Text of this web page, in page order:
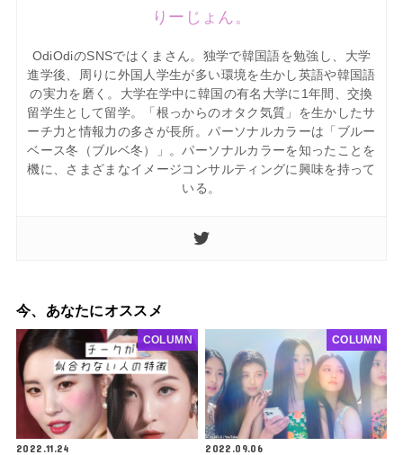
りーじょん。
OdiOdiのSNSではくまさん。独学で韓国語を勉強し、大学
進学後、周りに外国人学生が多い環境を生かし英語や韓国語
の実力を磨く。大学在学中に韓国の有名大学に1年間、交換
留学生として留学。「根っからのオタク気質」を生かしたサ
ーチ力と情報力の多さが長所。パーソナルカラーは「ブルー
ベース冬（ブルベ冬）」。パーソナルカラーを知ったことを
機に、さまざまなイメージコンサルティングに興味を持って
いる。
今、あなたにオススメ
2022.11.24
COLUMN
2022.09.06
COLUMN